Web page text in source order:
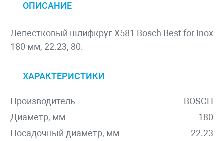
ОПИСАНИЕ
Лепестковый шлифкруг X581 Bosch Best for Inox
180 мм, 22.23, 80.
ХАРАКТЕРИСТИКИ
Производитель
BOSCH
Диаметр, мм
180
Посадочный диаметр, мм
22.23